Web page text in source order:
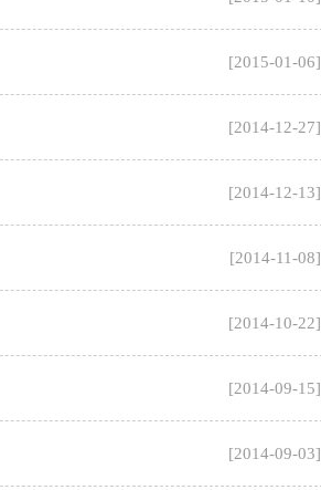
[2015-01-06]
[2014-12-27]
[2014-12-13]
[2014-11-08]
[2014-10-22]
[2014-09-15]
[2014-09-03]